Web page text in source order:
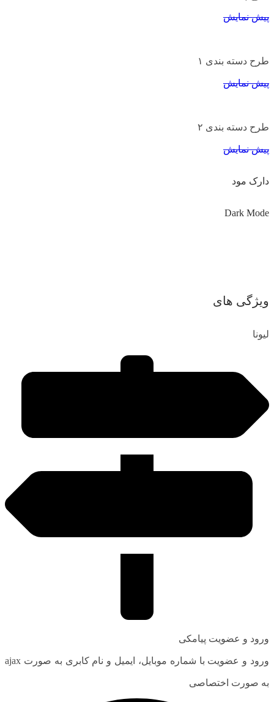
پیش نمایش
طرح دسته بندی ۱
پیش نمایش
طرح دسته بندی ۲
پیش نمایش
دارک مود
Dark Mode
ویژگی های
لیونا
ورود و عضویت پیامکی
ورود و عضویت با شماره موبایل، ایمیل و نام کابری به صورت ajax
به صورت اختصاصی